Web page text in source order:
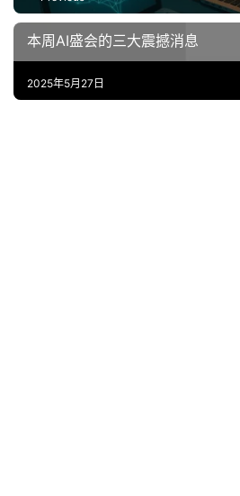
本周AI盛会的三大震撼消息‌
2025年5月27日